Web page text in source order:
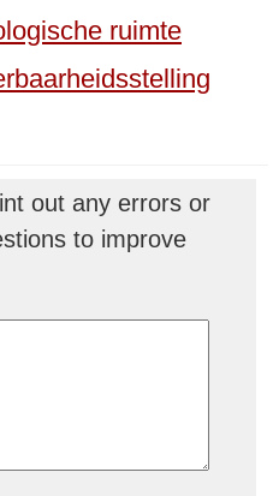
ruimte
out any errors or
to improve